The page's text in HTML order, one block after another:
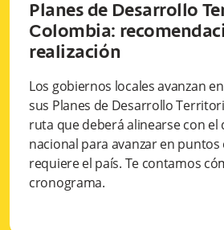
Planes de Desarrollo
Colombia:
realización
Los gobiernos locales avanzan
sus Planes de Desarrollo
ruta que deberá alinearse con
nacional para avanzar en
requiere el país. Te contamos
cronograma.